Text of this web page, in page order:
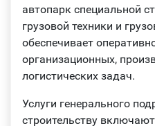
автопарк специальной
грузовой техники и
обеспечивает
организационных,
логистических задач.
Услуги генерального
строительству